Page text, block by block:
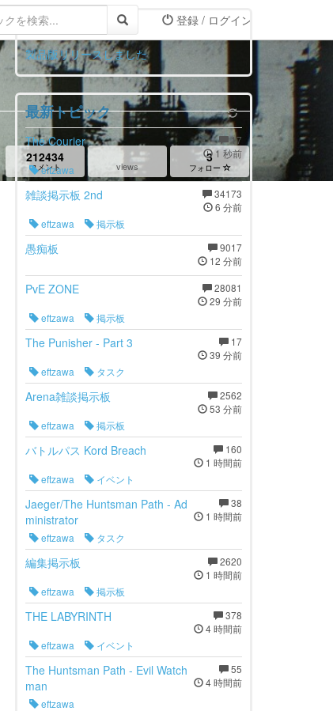
登録 / ログイン
212434
コメント views
3
フォロー
お知らせ
製品版リリースしました
最新トピック
17
1 秒前
The Courier
eftzawa
34173
6 分前
雑談掲示板 2nd
eftzawa
掲示板
9017
12 分前
愚痴板
28081
29 分前
PvE ZONE
eftzawa
掲示板
17
39 分前
The Punisher - Part 3
eftzawa
タスク
2562
53 分前
Arena雑談掲示板
eftzawa
掲示板
160
1 時間前
バトルパス Kord Breach
eftzawa
イベント
38
1 時間前
Jaeger/The Huntsman Path - Ad
ministrator
eftzawa
タスク
2620
1 時間前
編集掲示板
eftzawa
掲示板
378
4 時間前
THE LABYRINTH
eftzawa
イベント
55
4 時間前
The Huntsman Path - Evil Watch
man
eftzawa